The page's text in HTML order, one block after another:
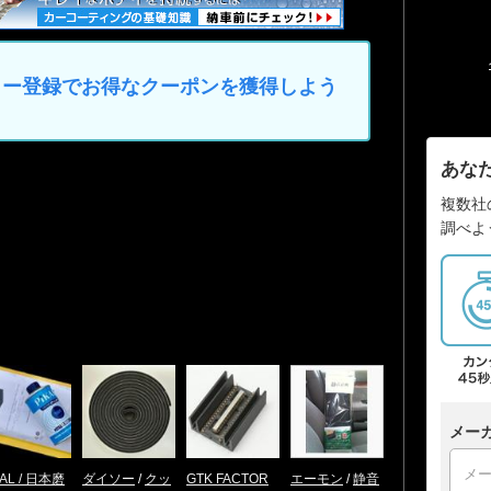
登録でお得なクーポンを獲得しよう
/ 日本磨 ダイソー / クッ GTK FACTOR エーモン /静音
あな
複数社
調べよ
メー